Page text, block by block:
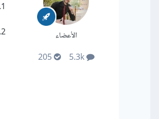
الأعضاء
5.3k
205